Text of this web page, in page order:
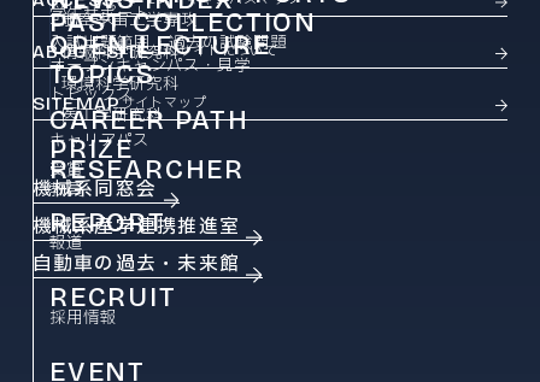
航空宇宙工学専攻
情報科学研究科
環境科学研究科
医工学研究科
RESEARCHER
教員
学生サポート
OPEN LECTURE
オープンキャンパス・見学
CAREER PATH
キャリアパス
PAST COLLECTION
入試出題範囲・過去の試験問題
ニュース
TOPICS
トピックス
PRIZE
受賞
REPORT
報道
RECRUIT
採用情報
EVENT
ABOUT SITEこのサイトについて
SITEMAPサイトマップ
機械系同窓会
機械系産学連携推進室
自動車の過去・未来館